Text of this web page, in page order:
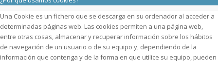
Una Cookie es un fichero que se descarga en su ordenador al acceder a
determinadas páginas web. Las cookies permiten a una página web,
entre otras cosas, almacenar y recuperar información sobre los hábitos
de navegación de un usuario o de su equipo y, dependiendo de la
información que contenga y de la forma en que utilice su equipo, pueden